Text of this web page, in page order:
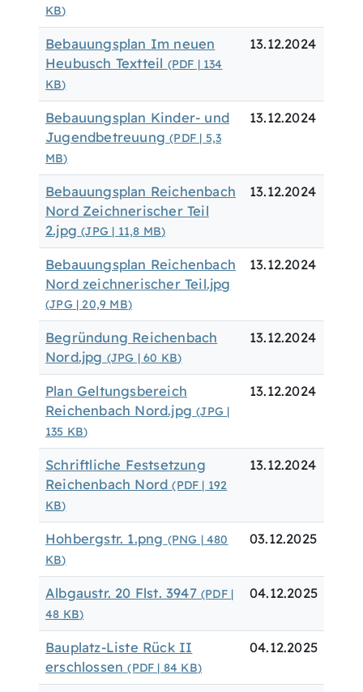
KB)
Bebauungsplan Im neuen
Heubusch Textteil (PDF | 134
KB)
13.12.2024
Bebauungsplan Kinder- und
Jugendbetreuung(PDF | 5,3
MB)
13.12.2024
Bebauungsplan Reichenbach
Nord Zeichnerischer Teil
2.jpg(JPG | 11,8 MB)
13.12.2024
Bebauungsplan Reichenbach
Nord zeichnerischer Teil.jpg
(JPG | 20,9 MB)
13.12.2024
Begründung Reichenbach
Nord.jpg (JPG | 60 KB)
13.12.2024
Plan Geltungsbereich
Reichenbach Nord.jpg(JPG |
135 KB)
13.12.2024
Schriftliche Festsetzung
Reichenbach Nord(PDF | 192
KB)
13.12.2024
Hohbergstr. 1.png (PNG | 480
KB)
03.12.2025
Albgaustr. 20 Flst. 3947 (PDF |
48 KB)
04.12.2025
Bauplatz-Liste Rück II
erschlossen(PDF | 84 KB)
04.12.2025